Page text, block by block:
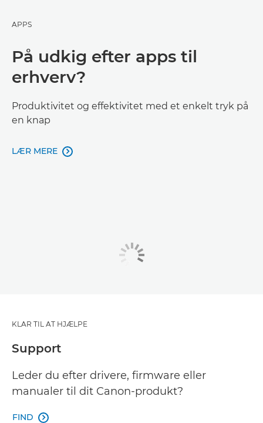
APPS
På udkig efter apps til
erhverv?
Produktivitet og effektivitet med et enkelt tryk på
en knap
LÆR MERE 
KLAR TIL AT HJÆLPE
Support
Leder du efter drivere, firmware eller
manualer til dit Canon-produkt?
FIND 